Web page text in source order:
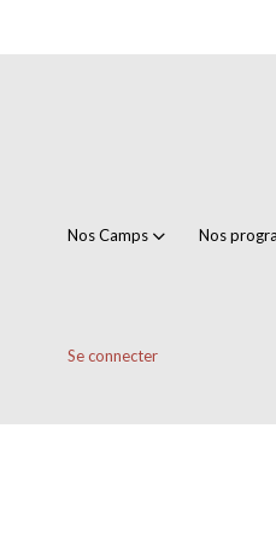
Nos Camps Nos
Se connecter